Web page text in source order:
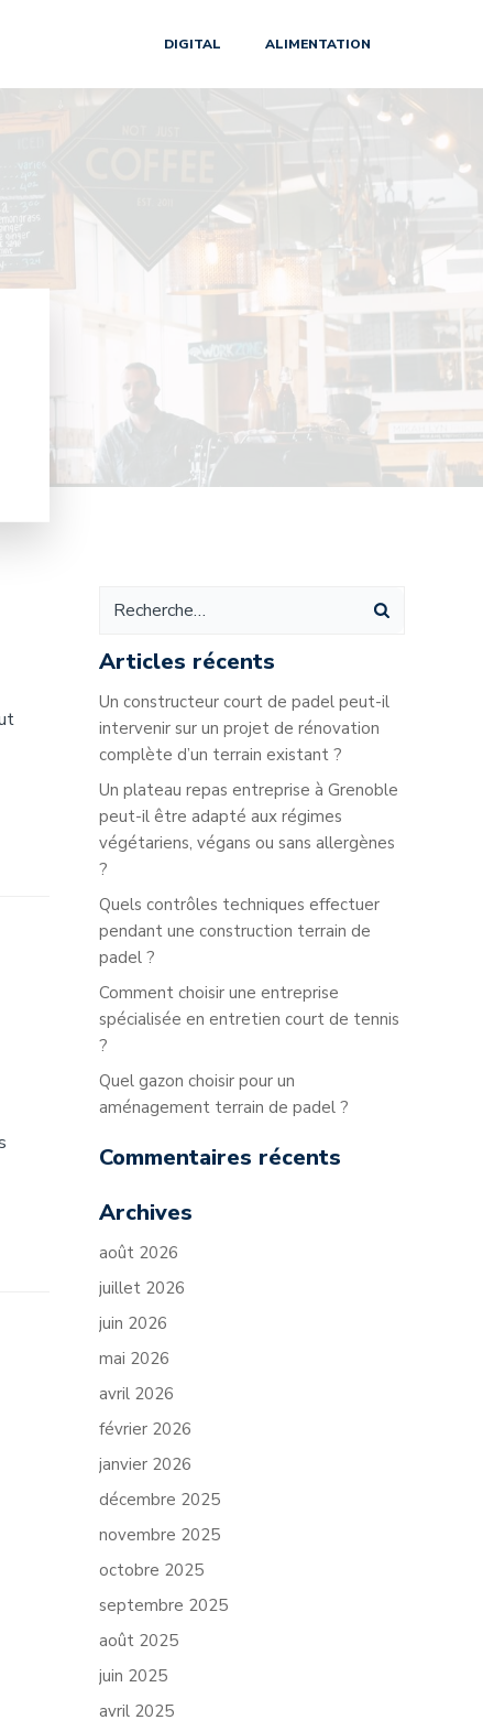
DIGITAL ALIMENTATION
Articles récents
Un constructeur court de padel peut-il
intervenir sur un projet de rénovation
complète d’un terrain existant ?
Un plateau repas entreprise à Grenoble
peut-il être adapté aux régimes
végétariens, végans ou sans allergènes
?
Quels contrôles techniques effectuer
pendant une construction terrain de
padel ?
Comment choisir une entreprise
spécialisée en entretien court de tennis
?
Quel gazon choisir pour un
aménagement terrain de padel ?
Commentaires récents
Archives
août 2026
juillet 2026
juin 2026
mai 2026
avril 2026
février 2026
janvier 2026
décembre 2025
novembre 2025
octobre 2025
septembre 2025
août 2025
juin 2025
avril 2025